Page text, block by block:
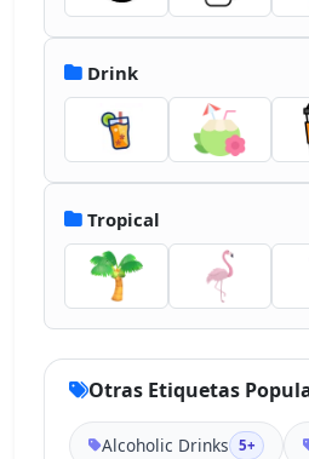
Drink
Tropical
Otras Etiquetas
Alcoholic Drinks 5+